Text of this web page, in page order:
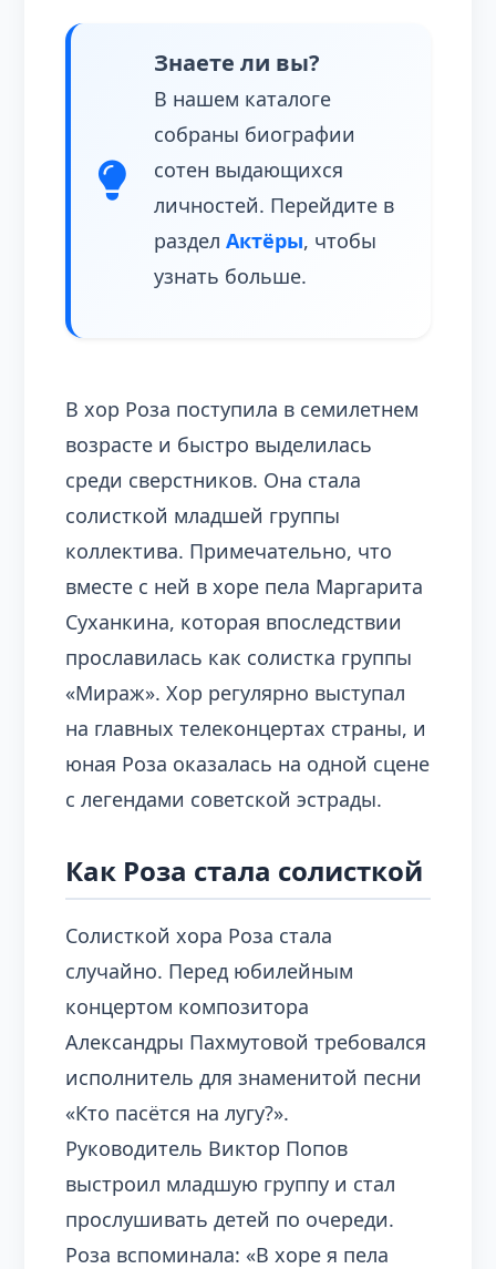
Знаете ли вы?
В нашем каталоге
собраны биографии
сотен выдающихся
личностей. Перейдите в
разделАктёры, чтобы
узнать больше.
В хор Роза поступила в семилетнем
возрасте и быстро выделилась
среди сверстников. Она стала
солисткой младшей группы
коллектива. Примечательно, что
вместе с ней в хоре пела Маргарита
Суханкина, которая впоследствии
прославилась как солистка группы
«Мираж». Хор регулярно выступал
на главных телеконцертах страны, и
юная Роза оказалась на одной сцене
с легендами советской эстрады.
Как Роза стала солисткой
Солисткой хора Роза стала
случайно. Перед юбилейным
концертом композитора
Александры Пахмутовой требовался
исполнитель для знаменитой песни
«Кто пасётся на лугу?».
Руководитель Виктор Попов
выстроил младшую группу и стал
прослушивать детей по очереди.
Роза вспоминала: «В хоре я пела